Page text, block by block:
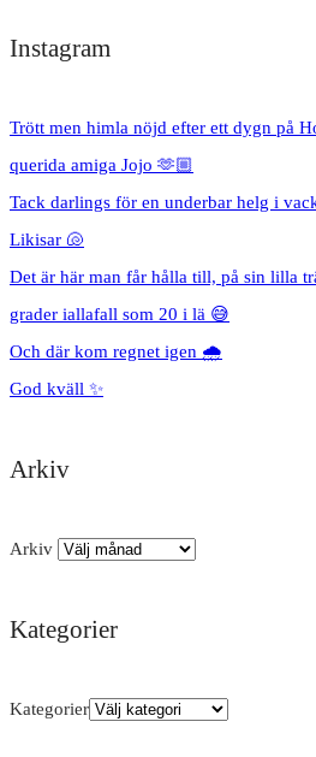
Instagram
Trött men himla nöjd efter ett dygn på
querida amiga Jojo 🫶🏼
Tack darlings för en underbar helg i
Likisar 🐚
Det är här man får hålla till, på sin lilla
grader iallafall som 20 i lä 😅
Och där kom regnet igen 🌧️
God kväll ✨
Arkiv
Arkiv
Kategorier
Kategorier